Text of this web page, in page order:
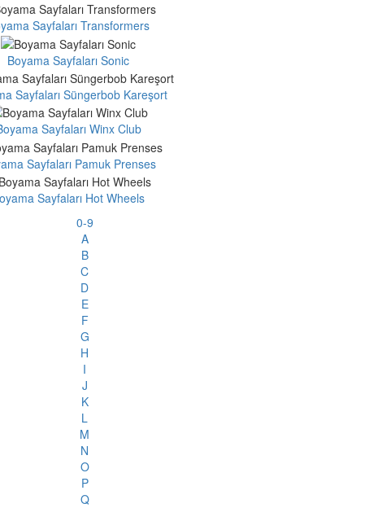
Sayfaları Transformers
Boyama Sayfaları Sonic
Sayfaları Süngerbob Kareşort
Sayfaları Winx Club
Sayfaları Pamuk Prenses
Sayfaları Hot Wheels
0-9
A
B
C
D
E
F
G
H
I
J
K
L
M
N
O
P
Q